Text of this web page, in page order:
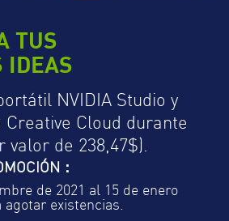
TUS
IDEAS
NVIDIA Studio y
Creative Cloud durante
valor de 238,47$).
：
de 2021 al 15 de enero
existencias.